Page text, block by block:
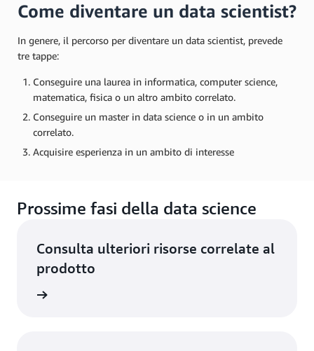
Come diventare un data scientist?
In genere, il percorso per diventare un data scientist, prevede
tre tappe:
Conseguire una laurea in informatica, computer science,
matematica, fisica o un altro ambito correlato.
Conseguire un master in data science o in un ambito
correlato.
Acquisire esperienza in un ambito di interesse
Prossime fasi della data science
Consulta ulteriori risorse correlate al
prodotto